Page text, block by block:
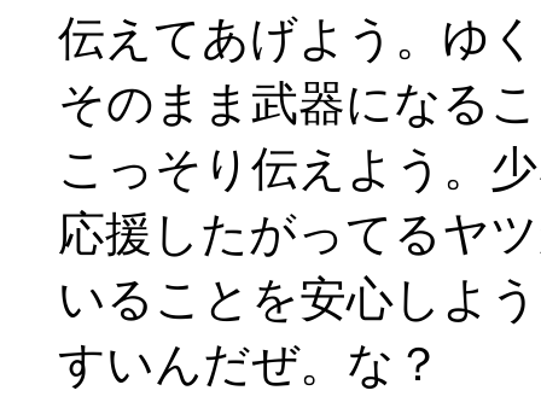
伝えてあげよう。ゆ
そのまま武器になる
こっそり伝えよう。
応援したがってるヤ
いることを安心しよ
すいんだぜ。な？